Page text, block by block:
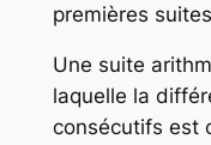
premières
Une suite
laquelle la
consécutifs est